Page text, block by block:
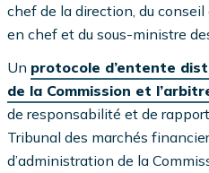
chef de la direction, du conseil
en chef et du sous-ministre
Un protocole d’entente
de la Commission et
de responsabilité et de
Tribunal des marchés
d’administration de la